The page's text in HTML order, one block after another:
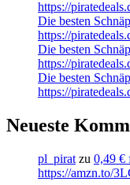
https://
Die besten
https://
Die besten
https://
Die besten
https://
Neueste
pl_pirat zu 0,49 €
https://amzn.to/